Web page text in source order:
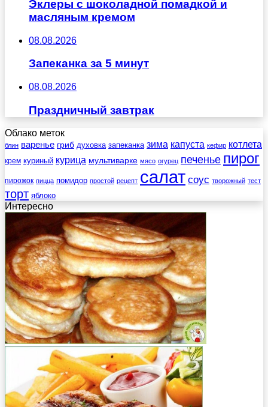
Эклеры с шоколадной помадкой и
масляным кремом
08.08.2026
Запеканка за 5 минут
08.08.2026
Праздничный завтрак
Облако меток
блин варенье гриб духовка запеканка зима капуста кефир котлета
крем куриный курица мультиварке мясо огурец печенье пирог
пирожок пицца помидор простой рецепт салат соус творожный тест
торт яблоко
Интересно